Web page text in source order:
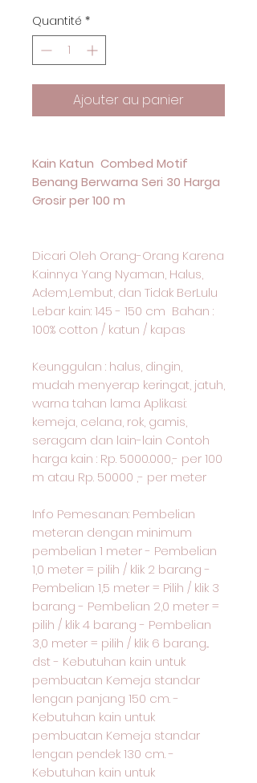
Quantité *
Ajouter au panier
Kain Katun Combed Motif
Benang Berwarna Seri 30 Harga
Grosir per 100 m
Dicari Oleh Orang-Orang Karena
Kainnya Yang Nyaman, Halus,
Adem,Lembut, dan Tidak BerLulu
Lebar kain: 145 - 150 cm Bahan :
100% cotton / katun / kapas
Keunggulan : halus, dingin,
mudah menyerap keringat, jatuh,
warna tahan lama Aplikasi:
kemeja, celana, rok, gamis,
seragam dan lain-lain Contoh
harga kain : Rp. 5000.000,- per 100
m atau Rp. 50000 ,- per meter
Info Pemesanan: Pembelian
meteran dengan minimum
pembelian 1 meter - Pembelian
1,0 meter = pilih / klik 2 barang -
Pembelian 1,5 meter = Pilih / klik 3
barang - Pembelian 2,0 meter =
pilih / klik 4 barang - Pembelian
3,0 meter = pilih / klik 6 barang...
dst - Kebutuhan kain untuk
pembuatan Kemeja standar
lengan panjang 150 cm. -
Kebutuhan kain untuk
pembuatan Kemeja standar
lengan pendek 130 cm. -
Kebutuhan kain untuk